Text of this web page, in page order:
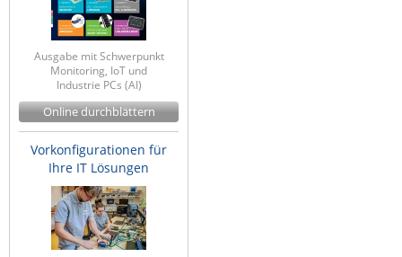
Ausgabe mit Schwerpunkt
Monitoring, IoT und
Industrie PCs (AI)
Online durchblättern
Vorkonfigurationen für
Ihre IT Lösungen